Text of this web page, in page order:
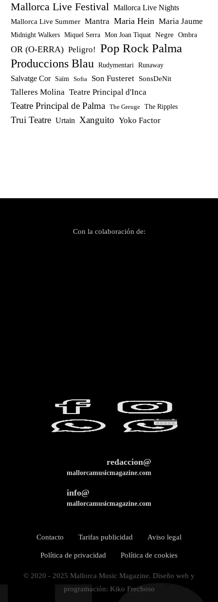
Mallorca Live Festival Mallorca Live Nights
Mallorca Live Summer Mantra Maria Hein Maria Jaume
Midnight Walkers Miquel Serra Mon Joan Tiquat Negre Ombra
OR (O-ERRA) Peligro!
Pop Rock Palma
Produccions Blau
Rudymentari Runaway
Salvatge Cor Saïm Sofia Son Fusteret SonsDeNit
Talleres Molina Teatre Principal d'Inca
Teatre Principal de Palma The Greuge The Ripples
Trui Teatre Urtain Xanguito Yoko Factor
Con la colaboración de:
redaccion@
mallorcamusicmagazine.com
info@
mallorcamusicmagazine.com
Contacto Tarifas publicidad Aviso legal
Política de privacidad Política de cookies
© 2020 - 2025 Mallorca Music Magazine. Diseño web y
programación: Kiko Frechoso